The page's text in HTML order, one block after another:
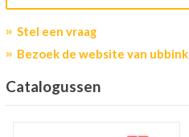
Stel een vraag
Bezoek de website van ubbink
Catalogussen